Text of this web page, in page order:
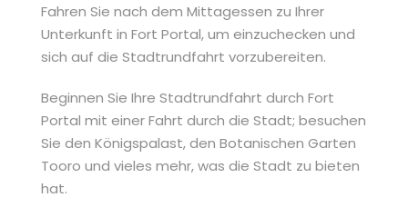
Fahren Sie nach dem Mittagessen zu Ihrer
Unterkunft in Fort Portal, um einzuchecken und
sich auf die Stadtrundfahrt vorzubereiten.
Beginnen Sie Ihre Stadtrundfahrt durch Fort
Portal mit einer Fahrt durch die Stadt; besuchen
Sie den Königspalast, den Botanischen Garten
Tooro und vieles mehr, was die Stadt zu bieten
hat.